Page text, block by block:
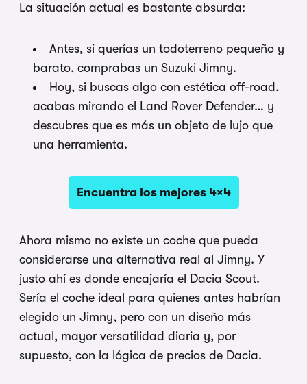
La situación actual es bastante absurda:
Antes, si querías un todoterreno pequeño y
barato, comprabas un Suzuki Jimny.
Hoy, si buscas algo con estética off-road,
acabas mirando el Land Rover Defender… y
descubres que es más un objeto de lujo que
una herramienta.
Encuentra los mejores 4×4
Ahora mismo no existe un coche que pueda
considerarse una alternativa real al Jimny. Y
justo ahí es donde encajaría el Dacia Scout.
Sería el coche ideal para quienes antes habrían
elegido un Jimny, pero con un diseño más
actual, mayor versatilidad diaria y, por
supuesto, con la lógica de precios de Dacia.